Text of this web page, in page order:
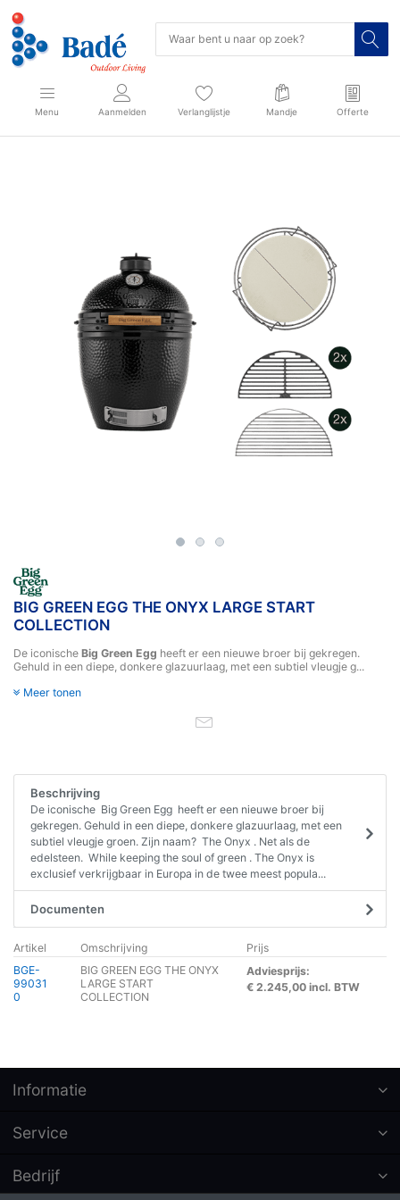
Menu Aanmelden Verlanglijstje Mandje Offerte
BIG GREEN EGG THE ONYX LARGE START
COLLECTION
De iconische Big Green Egg heeft er een nieuwe broer bij gekregen.
Gehuld in een diepe, donkere glazuurlaag, met een subtiel vleugje g...
Meer tonen
Beschrijving
De iconische Big Green Egg heeft er een nieuwe broer bij
gekregen. Gehuld in een diepe, donkere glazuurlaag, met een
subtiel vleugje groen. Zijn naam? The Onyx . Net als de
edelsteen. While keeping the soul of green . The Onyx is
exclusief verkrijgbaar in Europa in de twee meest popula...
Documenten
Artikel Omschrijving
Prijs
BGE-
99031
0
BIG GREEN EGG THE ONYX
LARGE START
COLLECTION
Adviesprijs:
€ 2.245,00 incl. BTW
Informatie
Service
Bedrijf